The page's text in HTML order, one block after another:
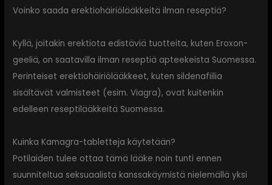
Voinko saada erektiohäiriölääkkeitä ilman reseptiä?
Kyllä, joitakin erektiota edistäviä tuotteita, kuten Eroxon-
geeliä, on saatavilla ilman reseptiä apteekeista Suomessa.
Perinteiset erektiohäiriölääkkeet, kuten sildenafiilia
sisältävät valmisteet (esim. Viagra), ovat kuitenkin
edelleen reseptilääkkeitä Suomessa.
Kuinka Kamagra-tabletteja käytetään?
Potilaiden tulee ottaa tämä lääke noin tunti ennen
suunniteltua seksuaalista kanssakäymistä nielemällä yksi